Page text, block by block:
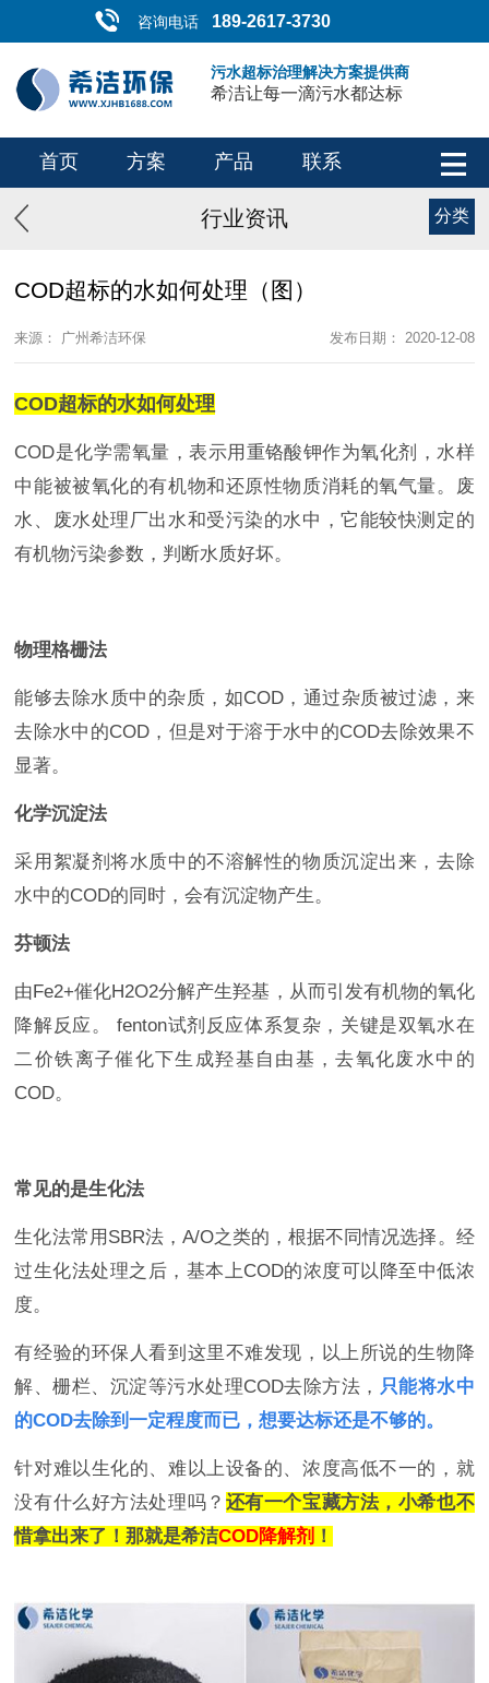
咨询电话 189-2617-3730
污水超标治理解决方案提供商
希洁让每一滴污水都达标
首页 方案 产品 联系
行业资讯 分类
COD超标的水如何处理（图）
来源： 广州希洁环保 发布日期： 2020-12-08
COD超标的水如何处理
COD是化学需氧量，表示用重铬酸钾作为氧化剂，水样
中能被被氧化的有机物和还原性物质消耗的氧气量。废
水、废水处理厂出水和受污染的水中，它能较快测定的
有机物污染参数，判断水质好坏。
物理格栅法
能够去除水质中的杂质，如COD，通过杂质被过滤，来
去除水中的COD，但是对于溶于水中的COD去除效果不
显著。
化学沉淀法
采用絮凝剂将水质中的不溶解性的物质沉淀出来，去除
水中的COD的同时，会有沉淀物产生。
芬顿法
由Fe2+催化H2O2分解产生羟基，从而引发有机物的氧化
降解反应。 fenton试剂反应体系复杂，关键是双氧水在
二价铁离子催化下生成羟基自由基，去氧化废水中的
COD。
常见的是生化法
生化法常用SBR法，A/O之类的，根据不同情况选择。经
过生化法处理之后，基本上COD的浓度可以降至中低浓
度。
有经验的环保人看到这里不难发现，以上所说的生物降
解、栅栏、沉淀等污水处理COD去除方法， 只能将水中
的COD去除到一定程度而已，想要达标还是不够的。
针对难以生化的、难以上设备的、浓度高低不一的，就
没有什么好方法处理吗？ 还有一个宝藏方法，小希也不
惜拿出来了！那就是希洁COD降解剂 ！